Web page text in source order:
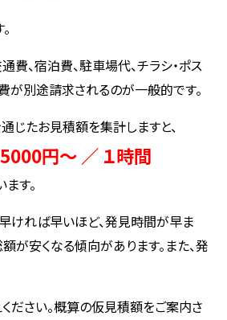
費、宿泊費、駐車場代、チラシ・ポス
が別途請求されるのが一般的です。
じたお見積額を集計しますと、
円～ ／ １時間
す。
ければ早いほど、発見時間が早ま
が安くなる傾向があります。また、発
ださい。概算の仮見積額をご案内さ